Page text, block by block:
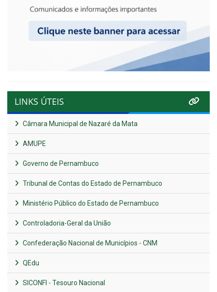
LINKS ÚTEIS
Câmara Municipal de Nazaré da Mata
AMUPE
Governo de Pernambuco
Tribunal de Contas do Estado de Pernambuco
Ministério Público do Estado de Pernambuco
Controladoria-Geral da União
Confederação Nacional de Municípios - CNM
QEdu
SICONFI - Tesouro Nacional